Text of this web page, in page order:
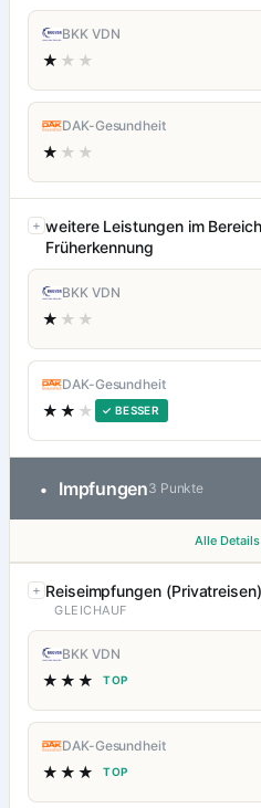
BKK VDN
★ ★★
DAK-Gesundheit
★ ★★
weitere Leistungen im
Früherkennung
BKK VDN
★ ★★
DAK-Gesundheit
★★ ★ ✓ BESSER
• Impfungen3 Punkte
Alle
Reiseimpfungen (Privatreisen)
GLEICHAUF
BKK VDN
★★★ TOP
DAK-Gesundheit
★★★ TOP